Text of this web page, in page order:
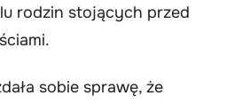
rodzin stojących przed
sobie sprawę, że